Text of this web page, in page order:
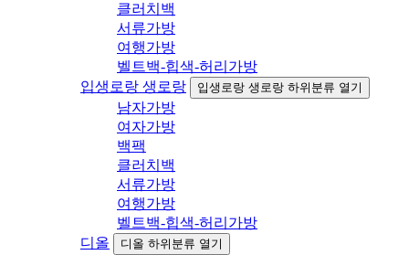
클러치백
서류가방
여행가방
벨트백-힙색-허리가방
입생로랑 생로랑
입생로랑 생로랑 하위분류 열기
남자가방
여자가방
백팩
클러치백
서류가방
여행가방
벨트백-힙색-허리가방
디올
디올 하위분류 열기